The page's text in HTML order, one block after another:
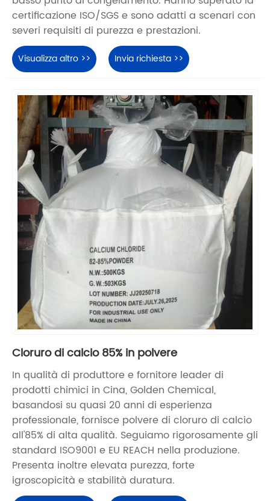
certificazione ISO/SGS e sono adatti a scenari con
severi requisiti di purezza e prestazioni.
Visualizza altro >> Invia richiesta >>
Cloruro di calcio 85% in polvere
In qualità di produttore e fornitore leader di
prodotti chimici in Cina, Golden Chemical,
basandosi su quasi 20 anni di esperienza
professionale, fornisce polvere di cloruro di calcio
all'85% di alta qualità. Seguiamo rigorosamente gli
standard ISO9001 e EU REACH nella produzione.
Presenta inoltre elevata purezza, forte
igroscopicità e stabilità duratura.